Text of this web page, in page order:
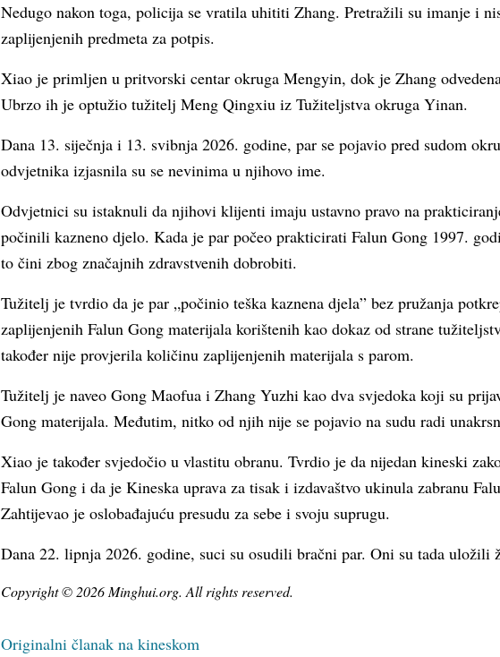
Nedugo nakon toga, policija se vratila uhititi Zhang. Pretražili su imanje i
zaplijenjenih predmeta za potpis.
Xiao je primljen u pritvorski centar okruga Mengyin, dok je Zhang
Ubrzo ih je optužio tužitelj Meng Qingxiu iz Tužiteljstva okruga Yinan.
Dana 13. siječnja i 13. svibnja 2026. godine, par se pojavio pred sudom
odvjetnika izjasnila su se nevinima u njihovo ime.
Odvjetnici su istaknuli da njihovi klijenti imaju ustavno pravo na
počinili kazneno djelo. Kada je par počeo prakticirati Falun Gong 1997.
to čini zbog značajnih zdravstvenih dobrobiti.
Tužitelj je tvrdio da je par „počinio teška kaznena djela” bez pružanja
zaplijenjenih Falun Gong materijala korištenih kao dokaz od strane
također nije provjerila količinu zaplijenjenih materijala s parom.
Tužitelj je naveo Gong Maofua i Zhang Yuzhi kao dva svjedoka koji su
Gong materijala. Međutim, nitko od njih nije se pojavio na sudu radi
Xiao je također svjedočio u vlastitu obranu. Tvrdio je da nijedan kineski
Falun Gong i da je Kineska uprava za tisak i izdavaštvo ukinula zabranu
Zahtijevao je oslobađajuću presudu za sebe i svoju suprugu.
Dana 22. lipnja 2026. godine, suci su osudili bračni par. Oni su tada uložili
Copyright © 2026 Minghui.org. All rights reserved.
Originalni članak na kineskom